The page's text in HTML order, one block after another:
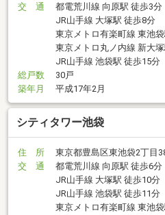
交 通
都電荒川線 向原駅 徒歩3分
JR山手線 大塚駅 徒歩8分
東京メトロ有楽町線 東池
東京メトロ丸ノ内線 新大
JR山手線 池袋駅 徒歩15分
総戸数
30戸
築年月
平成17年2月
シティタワー池袋
住 所
東京都豊島区東池袋2丁目
交 通
都電荒川線 向原駅 徒歩6分
JR山手線 大塚駅 徒歩10分
JR山手線 池袋駅 徒歩11分
東京メトロ有楽町線 東池